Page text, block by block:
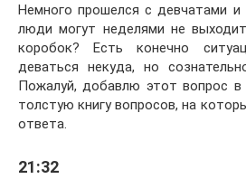
Немного прошелся с девчатами и
люди могут неделями не
коробок? Есть конечно
деваться некуда, но
Пожалуй, добавлю этот вопрос
толстую книгу вопросов, на
ответа.
21:32